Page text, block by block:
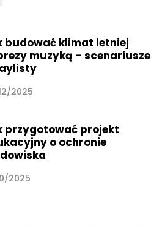
budować klimat letniej
muzyką – scenariusze
2025
przygotować projekt
o ochronie
2025